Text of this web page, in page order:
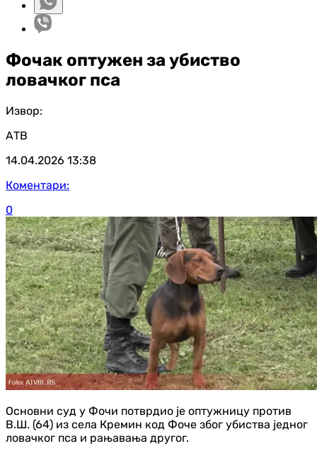
Фочак оптужен за убиство
ловачког пса
Извор:
АТВ
14.04.2026 13:38
Коментари:
0
Основни суд у Фочи потврдио је оптужницу против
В.Ш. (64) из села Кремин код Фоче због убиства једног
ловачког пса и рањавања другог.